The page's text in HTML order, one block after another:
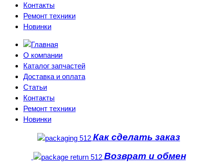
Контакты
Ремонт техники
Новинки
О компании
Каталог запчастей
Доставка и оплата
Статьи
Контакты
Ремонт техники
Новинки
Как сделать заказ
Возврат и обмен